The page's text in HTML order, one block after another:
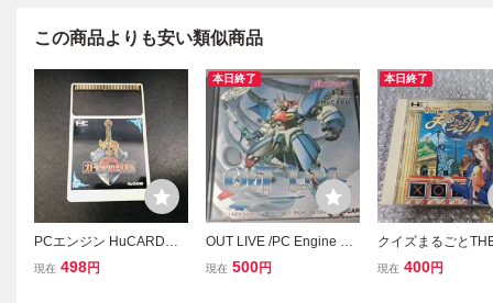
この商品よりも安い類似商品
PCエンジン HuCARD
ガイアの紋章 商品説明必
現在 498円
本日終了
OUT LIVE /PC Engine Hu
Card / SUNSOFT /D436
現在 500円
本日終了
クイズまるごと
ルド PCE
現在 400円